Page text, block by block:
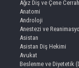
Ağız Diş ve Çene
Anatomi
Androloji
Anestezi ve
Asistan
Asistan Diş Hekimi
Avukat
Beslenme ve Diyetetik